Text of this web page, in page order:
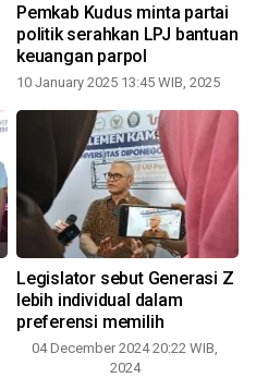
Pemkab Kudus minta partai
politik serahkan LPJ bantuan
keuangan parpol
10 January 2025 13:45 WIB, 2025
Legislator sebut Generasi Z
lebih individual dalam
preferensi memilih
04 December 2024 20:22 WIB,
2024